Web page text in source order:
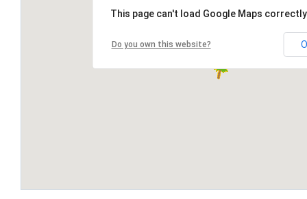
This page can't load Google Maps
Do you own this website?